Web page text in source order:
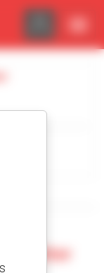
Sutter